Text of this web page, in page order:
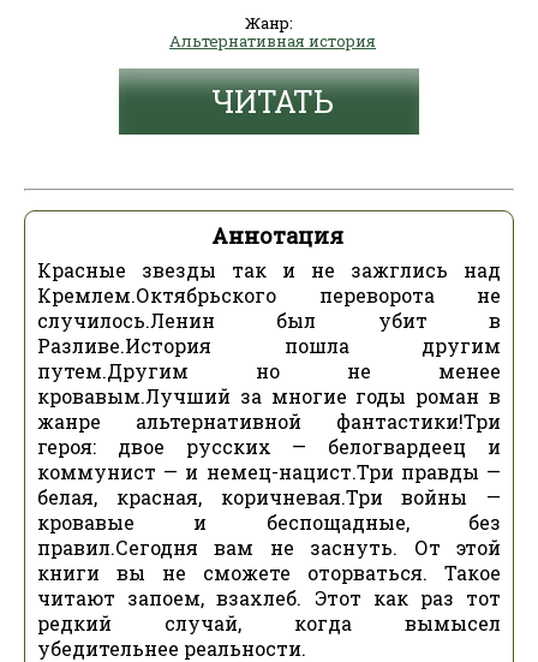
Жанр:
Альтернативная история
ЧИТАТЬ
Аннотация
Красные звезды так и не зажглись над
Кремлем.Октябрьского переворота не
случилось.Ленин был убит в
Разливе.История пошла другим
путем.Другим но не менее
кровавым.Лучший за многие годы роман в
жанре альтернативной фантастики!Три
героя: двое русских — белогвардеец и
коммунист — и немец-нацист.Три правды —
белая, красная, коричневая.Три войны —
кровавые и беспощадные, без
правил.Сегодня вам не заснуть. От этой
книги вы не сможете оторваться. Такое
читают запоем, взахлеб. Этот как раз тот
редкий случай, когда вымысел
убедительнее реальности.